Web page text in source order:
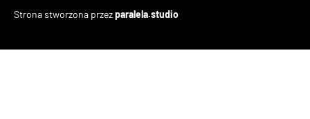
Strona stworzona przez paralela.studio